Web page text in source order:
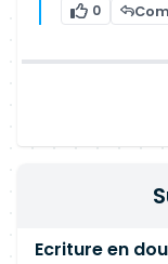
0
Ecriture en